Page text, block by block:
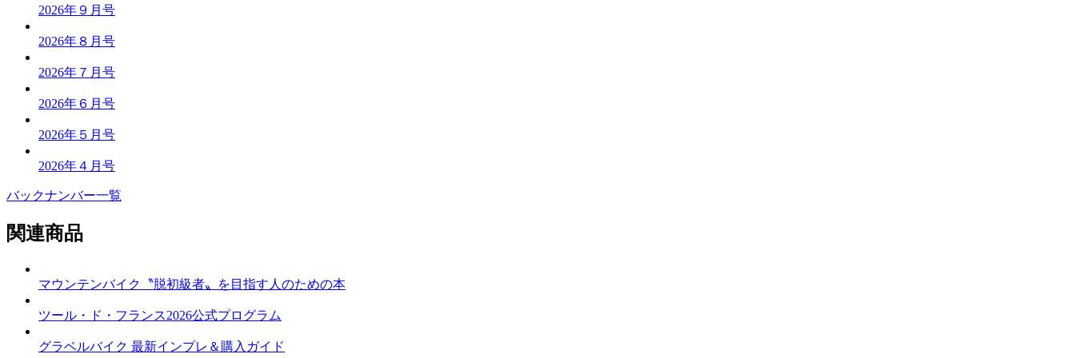
2026年９月号
2026年８月号
2026年７月号
2026年６月号
2026年５月号
2026年４月号
バックナンバー一覧
関連商品
マウンテンバイク〝脱初級者〟を目指す人のための本
ツール・ド・フランス2026公式プログラム
グラベルバイク 最新インプレ＆購入ガイド